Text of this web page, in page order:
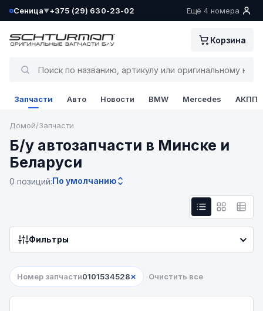
Сеница▼
Ваш склад определён как:
+375 (29) 630-23-02 Ещё 4 номера
Корзина
Запчасти Авто Новости BMW Mercedes АКПП
Домой/Запчасти
Б/у автозапчасти в Минске и
Беларуси
0 позиций:По умолчанию
Фильтры
Номер запчасти0101534528× Очистить все